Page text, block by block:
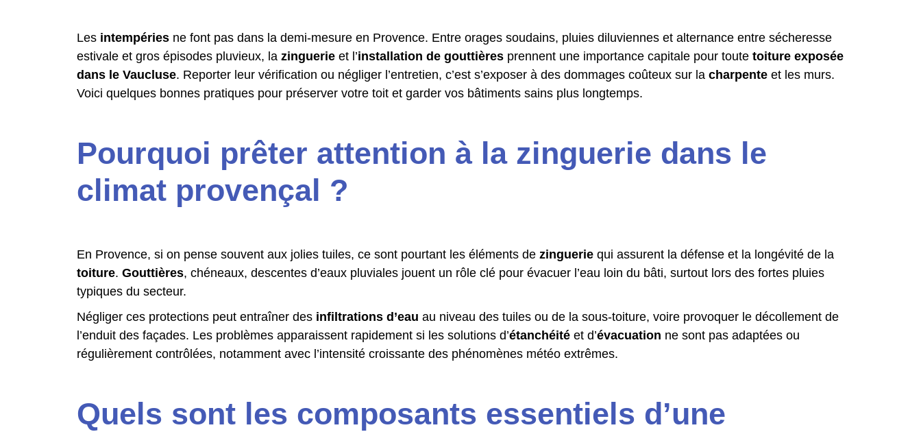
Les intempéries ne font pas dans la demi-mesure en Provence. Entre orages soudains, pluies diluviennes et alternance entre sécheresse
estivale et gros épisodes pluvieux, la zinguerie et l’installation de gouttières prennent une importance capitale pour toute toiture exposée
dans le Vaucluse. Reporter leur vérification ou négliger l’entretien, c’est s’exposer à des dommages coûteux sur la charpente et les murs.
Voici quelques bonnes pratiques pour préserver votre toit et garder vos bâtiments sains plus longtemps.
Pourquoi prêter attention à la zinguerie dans le
climat provençal ?
En Provence, si on pense souvent aux jolies tuiles, ce sont pourtant les éléments de zinguerie qui assurent la défense et la longévité de la
toiture. Gouttières, chéneaux, descentes d’eaux pluviales jouent un rôle clé pour évacuer l’eau loin du bâti, surtout lors des fortes pluies
typiques du secteur.
Négliger ces protections peut entraîner des infiltrations d’eau au niveau des tuiles ou de la sous-toiture, voire provoquer le décollement de
l’enduit des façades. Les problèmes apparaissent rapidement si les solutions d’étanchéité et d’évacuation ne sont pas adaptées ou
régulièrement contrôlées, notamment avec l’intensité croissante des phénomènes météo extrêmes.
Quels sont les composants essentiels d’une